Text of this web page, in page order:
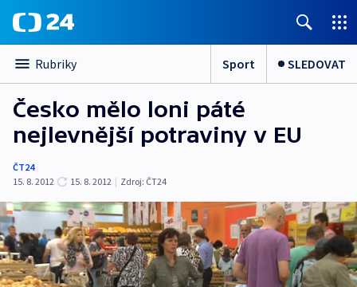
Rubriky Sport SLEDOVAT
Česko mělo loni páté
nejlevnější potraviny v EU
ČT24
15. 8. 2012
15. 8. 2012 | Zdroj: ČT24